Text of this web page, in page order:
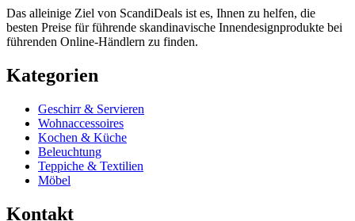
Das alleinige Ziel von ScandiDeals ist es, Ihnen zu helfen, die
besten Preise für führende skandinavische Innendesignprodukte bei
führenden Online-Händlern zu finden.
Kategorien
Geschirr & Servieren
Wohnaccessoires
Kochen & Küche
Beleuchtung
Teppiche & Textilien
Möbel
Kontakt